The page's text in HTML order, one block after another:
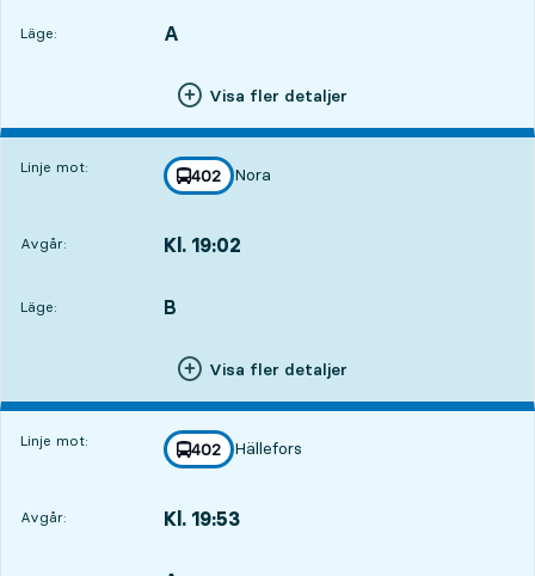
Läge:
LÄGE, A
,
Visa fler detaljer
Linje mot: linje
402
mot
Nora
,
Avgår: Kl. 19:02
Läge:
LÄGE, B
,
Visa fler detaljer
Linje mot: linje
402
mot
Hällefors
,
Avgår: Kl. 19:53